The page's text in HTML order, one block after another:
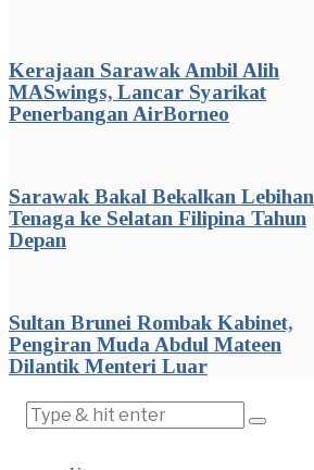
Kerajaan Sarawak Ambil Alih
MASwings, Lancar Syarikat
Penerbangan AirBorneo
Sarawak Bakal Bekalkan Lebihan
Tenaga ke Selatan Filipina Tahun
Depan
Sultan Brunei Rombak Kabinet,
Pengiran Muda Abdul Mateen
Dilantik Menteri Luar